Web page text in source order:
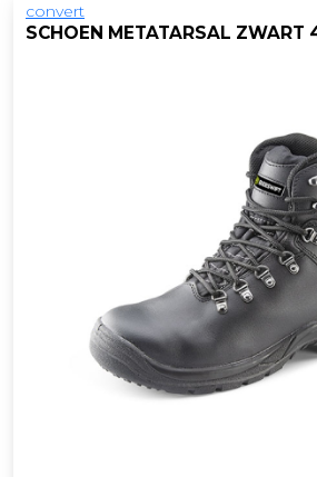
convert
SCHOEN METATARSAL ZWART